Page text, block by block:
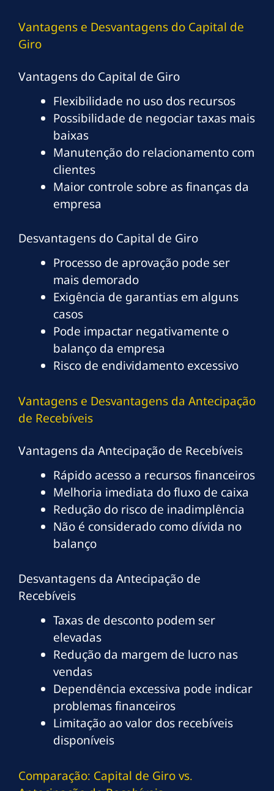
Vantagens e Desvantagens do Capital de
Giro
Vantagens do Capital de Giro
Flexibilidade no uso dos recursos
Possibilidade de negociar taxas mais
baixas
Manutenção do relacionamento com
clientes
Maior controle sobre as finanças da
empresa
Desvantagens do Capital de Giro
Processo de aprovação pode ser
mais demorado
Exigência de garantias em alguns
casos
Pode impactar negativamente o
balanço da empresa
Risco de endividamento excessivo
Vantagens e Desvantagens da Antecipação
de Recebíveis
Vantagens da Antecipação de Recebíveis
Rápido acesso a recursos financeiros
Melhoria imediata do fluxo de caixa
Redução do risco de inadimplência
Não é considerado como dívida no
balanço
Desvantagens da Antecipação de
Recebíveis
Taxas de desconto podem ser
elevadas
Redução da margem de lucro nas
vendas
Dependência excessiva pode indicar
problemas financeiros
Limitação ao valor dos recebíveis
disponíveis
Comparação: Capital de Giro vs.